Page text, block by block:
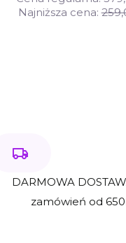
Najniższa cena:
DARMOWA
zamówień od